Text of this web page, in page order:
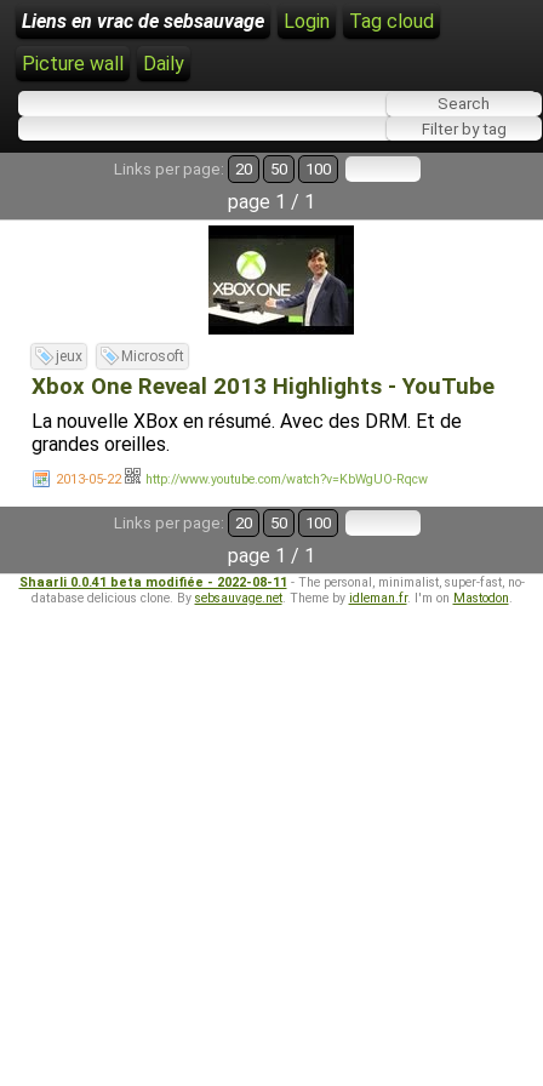
Liens en vrac de sebsauvage Login
Tag cloud
Picture wall
Daily
Links per page: 20 50 100
page 1 / 1
jeux Microsoft
Xbox One Reveal 2013 Highlights - YouTube
La nouvelle XBox en résumé. Avec des DRM. Et de
grandes oreilles.
2013-05-22 http://www.youtube.com/watch?v=KbWgUO-Rqcw
Links per page: 20 50 100
page 1 / 1
Shaarli 0.0.41 beta modifiée - 2022-08-11 - The personal, minimalist, super-fast, no-
database delicious clone. By sebsauvage.net. Theme by idleman.fr. I'm on Mastodon.